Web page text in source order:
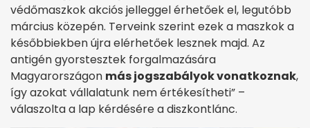
védőmaszkok akciós jelleggel érhetőek el, legutóbb
március közepén. Terveink szerint ezek a maszkok a
későbbiekben újra elérhetőek lesznek majd. Az
antigén gyorstesztek forgalmazására
Magyarországon más jogszabályok vonatkoznak,
így azokat vállalatunk nem értékesítheti” –
válaszolta a lap kérdésére a diszkontlánc.